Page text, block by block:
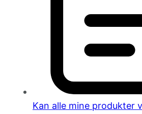
Kan alle mine produkter